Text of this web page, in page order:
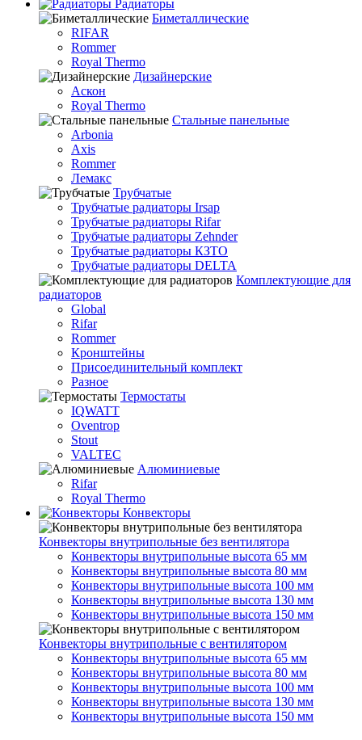
Радиаторы
Биметаллические
RIFAR
Rommer
Royal Thermo
Дизайнерские
Аскон
Royal Thermo
Стальные панельные
Arbonia
Axis
Rommer
Лемакс
Трубчатые
Трубчатые радиаторы Irsap
Трубчатые радиаторы Rifar
Трубчатые радиаторы Zehnder
Трубчатые радиаторы КЗТО
Трубчатые радиаторы DELTA
Комплектующие для
радиаторов
Global
Rifar
Rommer
Кронштейны
Присоединительный комплект
Разное
Термостаты
IQWATT
Oventrop
Stout
VALTEC
Алюминиевые
Rifar
Royal Thermo
Конвекторы
Конвекторы внутрипольные без вентилятора
Конвекторы внутрипольные высота 65 мм
Конвекторы внутрипольные высота 80 мм
Конвекторы внутрипольные высота 100 мм
Конвекторы внутрипольные высота 130 мм
Конвекторы внутрипольные высота 150 мм
Конвекторы внутрипольные с вентилятором
Конвекторы внутрипольные высота 65 мм
Конвекторы внутрипольные высота 80 мм
Конвекторы внутрипольные высота 100 мм
Конвекторы внутрипольные высота 130 мм
Конвекторы внутрипольные высота 150 мм